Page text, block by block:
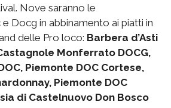
Nove saranno le
Docg in abbinamento ai piatti in
delle Pro loco: Barbera d’Asti
Monferrato DOCG,
Piemonte DOC Cortese,
Piemonte DOC
di Castelnuovo Don Bosco